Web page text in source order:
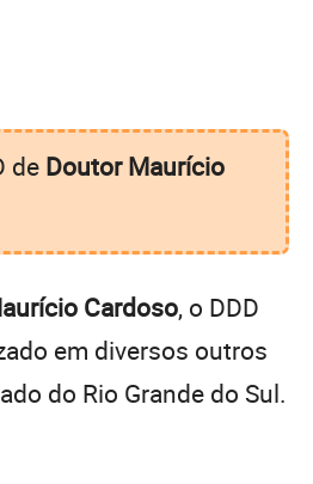
de Doutor Maurício
Cardoso, o DDD
em diversos outros
do Rio Grande do Sul.